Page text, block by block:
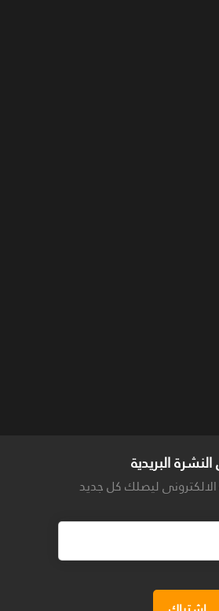
البريدية
ليصلك كل جديد